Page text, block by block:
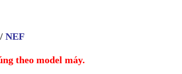
NEF
theo model máy.